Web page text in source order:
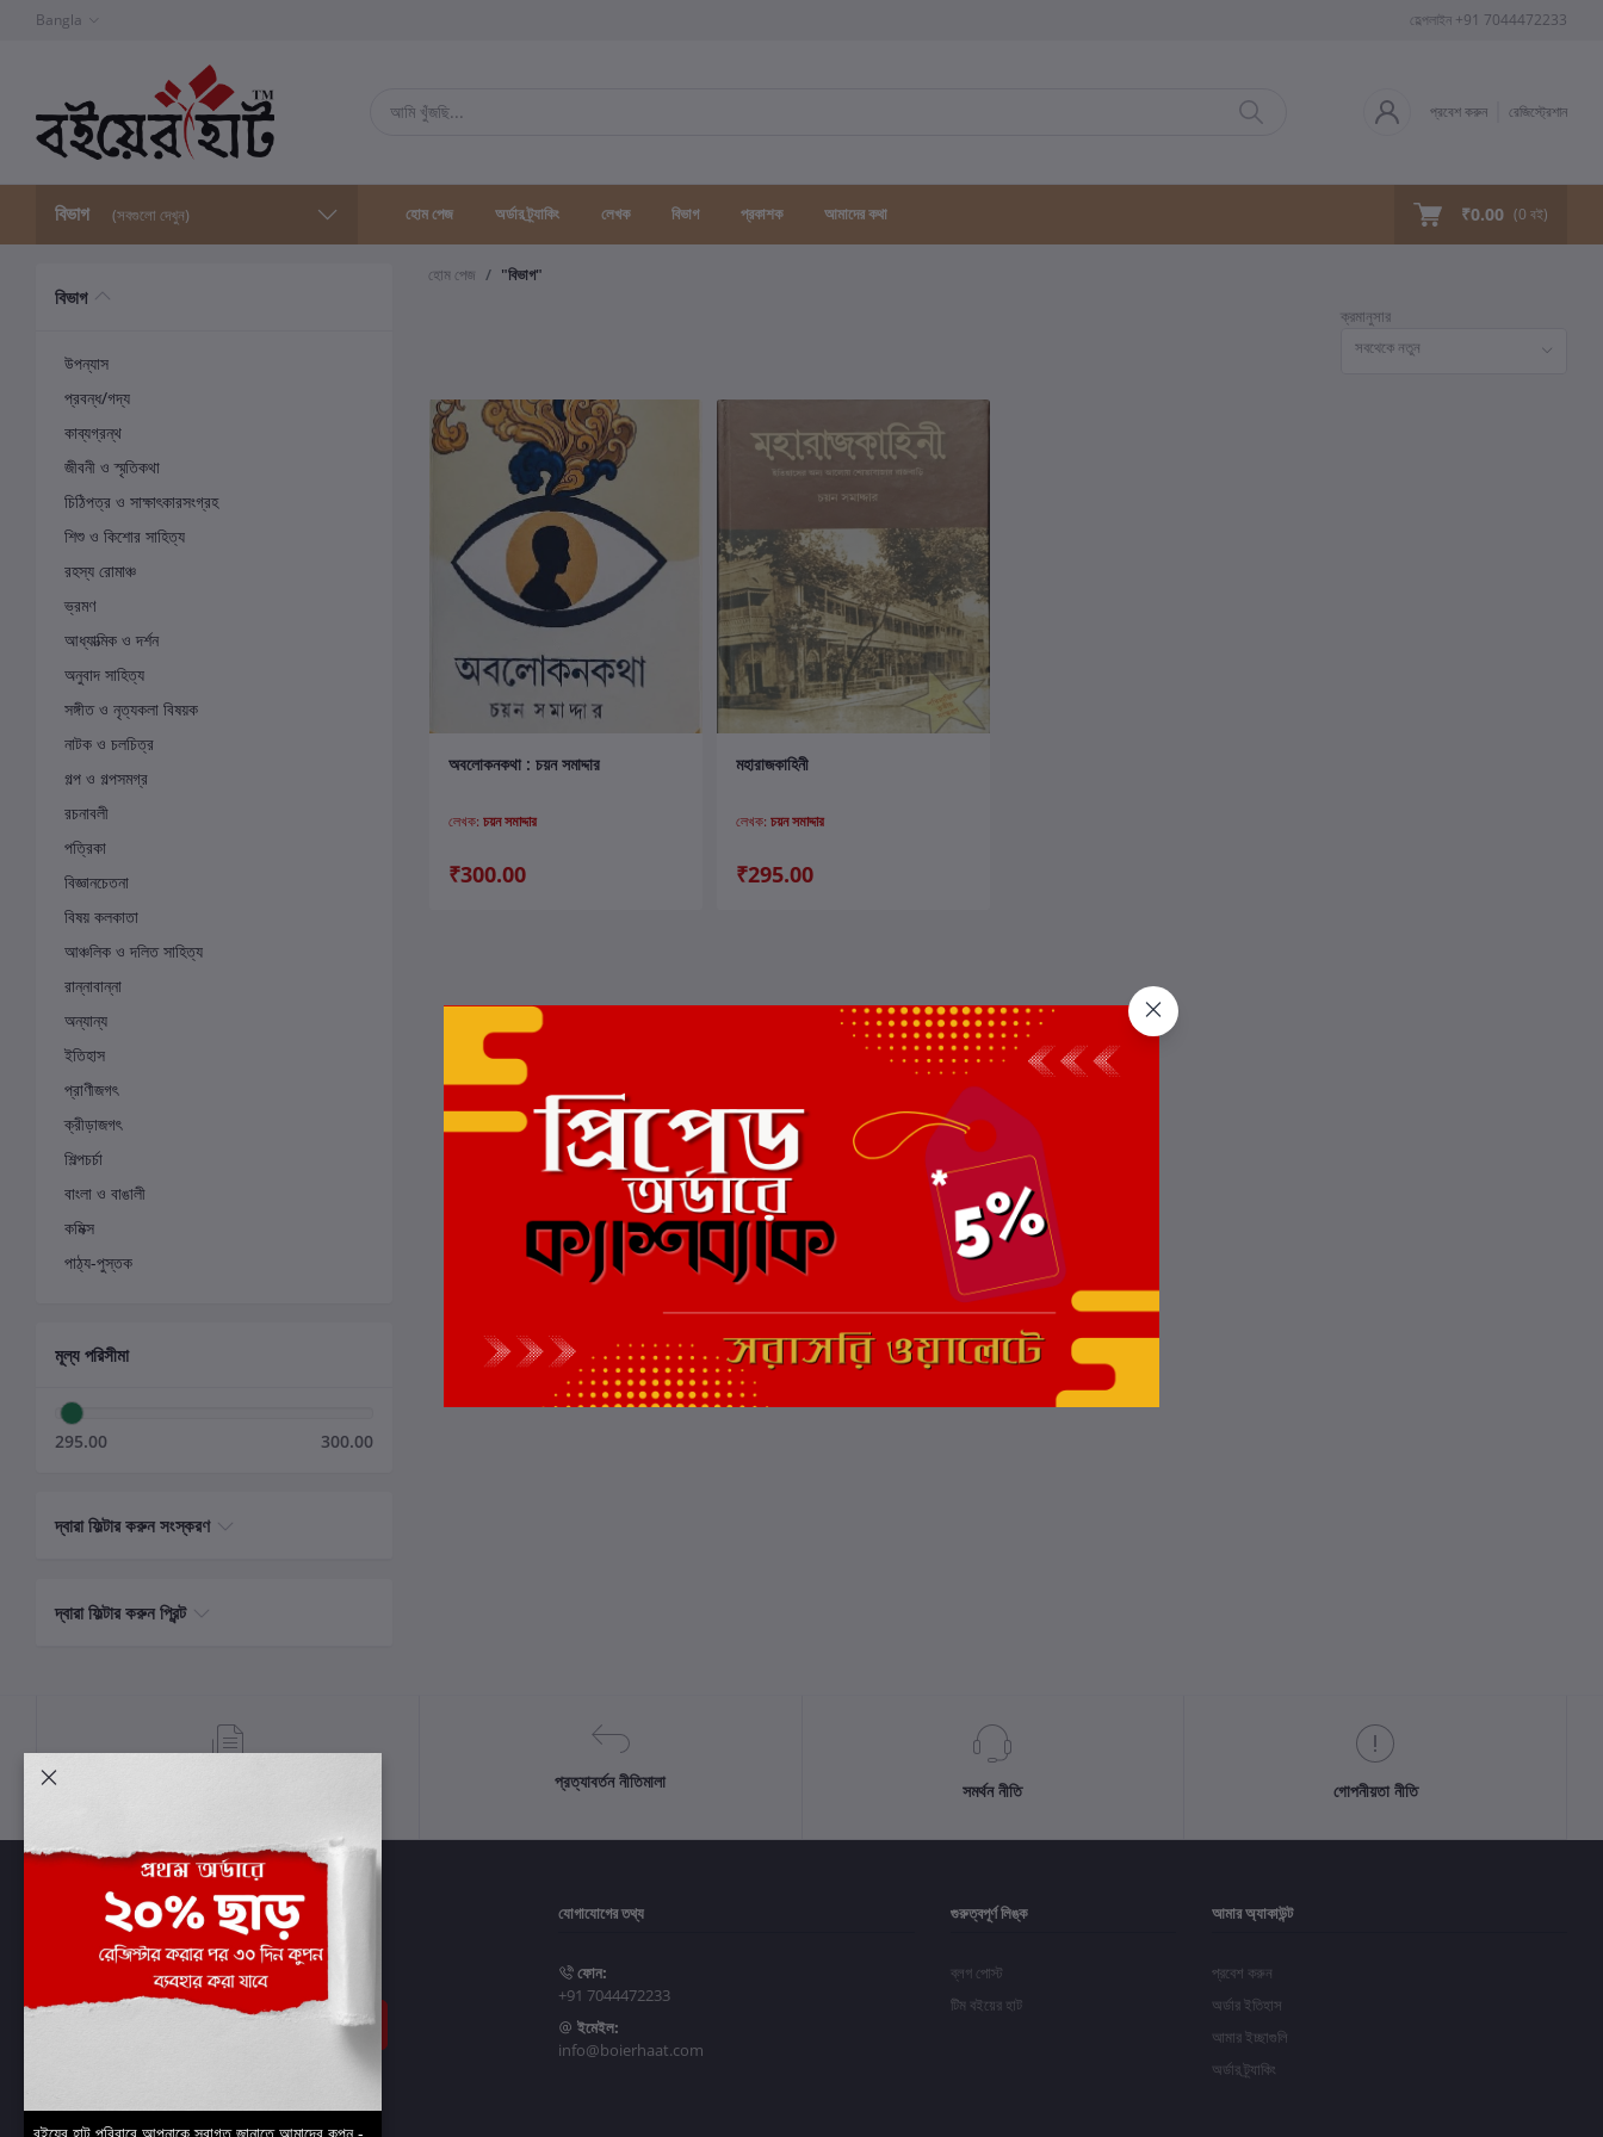
Bangla হেল্পলাইন +91 7044472233
প্রবেশ করুন রেজিস্ট্রেশান
বিভাগ (সবগুলো দেখুন) হোম পেজ অর্ডার ট্র্যাকিং লেখক বিভাগ প্রকাশক আমাদের কথা ₹0.00 (0 বই)
বিভাগ
উপন্যাস
প্রবন্ধ/গদ্য
কাব্যগ্রন্থ
জীবনী ও স্মৃতিকথা
চিঠিপত্র ও সাক্ষাৎকারসংগ্রহ
শিশু ও কিশোর সাহিত্য
রহস্য রোমাঞ্চ
ভ্রমণ
আধ্যাত্মিক ও দর্শন
অনুবাদ সাহিত্য
সঙ্গীত ও নৃত্যকলা বিষয়ক
নাটক ও চলচিত্র
গল্প ও গল্পসমগ্র
রচনাবলী
পত্রিকা
বিজ্ঞানচেতনা
বিষয় কলকাতা
আঞ্চলিক ও দলিত সাহিত্য
রান্নাবান্না
অন্যান্য
ইতিহাস
প্রাণীজগৎ
ক্রীড়াজগৎ
শিল্পচর্চা
বাংলা ও বাঙালী
কমিক্স
পাঠ্য-পুস্তক
মূল্য পরিসীমা
295.00 300.00
দ্বারা ফিল্টার করুন সংস্করণ
দ্বারা ফিল্টার করুন প্রিন্ট
হোম পেজ
"বিভাগ"
ক্রমানুসার
সবথেকে নতুন
কার্টে যোগ করুন
অবলোকনকথা : চয়ন সমাদ্দার
লেখক: চয়ন সমাদ্দার
₹300.00
মহারাজকাহিনী
লেখক: চয়ন সমাদ্দার
₹295.00
প্রত্যাবর্তন নীতিমালা সমর্থন নীতি গোপনীয়তা নীতি
সাবস্ক্রাইব
যোগাযোগের তথ্য
ফোন:
+91 7044472233
ইমেইল:
info@boierhaat.com
গুরুত্বপূর্ণ লিঙ্ক
ব্লগ পোস্ট
টিম বইয়ের হাট
আমার অ্যাকাউন্ট
প্রবেশ করুন
অর্ডার ইতিহাস
আমার ইচ্ছাগুলি
অর্ডার ট্র্যাকিং